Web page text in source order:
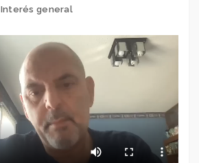
Interés general